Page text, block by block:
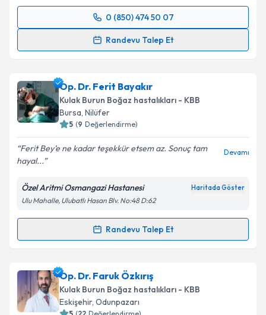
Metni'ni okudum ve kişisel verilerimin belirtilen
kapsamda işlenmesini kabul ediyorum.
Takvim Talebini Gönder
0 (850) 474 50 07
Randevu Talep Et
Randevu Takvimi Talebi
takvim hazırlandığında e-posta ile bilgilendireceğiz.
E-posta Adresiniz
kapsamda işlenmesini kabul ediyorum.
Takvim Talebini Gönder
Op. Dr. Ferit Bayakır
Kulak Burun Boğaz hastalıkları - KBB
Bursa, Nilüfer
5 (9 Değerlendirme)
Ferit Bey’e ne kadar teşekkür etsem az. Sonuç tam
hayal...
Devamı
Özel Aritmi Osmangazi Hastanesi Haritada Göster
Ulu Mahalle, Ulubatlı Hasan Blv. No:48 D:62
Randevu Talep Et
Randevu Takvimi Talebi
Op. Dr. Ferit Bayakıriçin randevu takvimi talebi
oluşturun. Size bu uzmandan randevu almanız için bir
takvim hazırlandığında e-posta ile bilgilendireceğiz.
Op. Dr. Faruk Özkırış
Kulak Burun Boğaz hastalıkları - KBB
Eskişehir, Odunpazarı